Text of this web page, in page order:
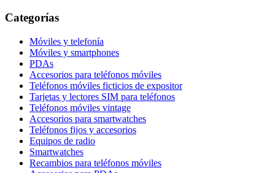
Categorías
Móviles y telefonía
Móviles y smartphones
PDAs
Accesorios para teléfonos móviles
Teléfonos móviles ficticios de expositor
Tarjetas y lectores SIM para teléfonos
Teléfonos móviles vintage
Accesorios para smartwatches
Teléfonos fijos y accesorios
Equipos de radio
Smartwatches
Recambios para teléfonos móviles